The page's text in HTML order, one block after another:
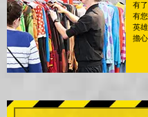
有
有
英
擔